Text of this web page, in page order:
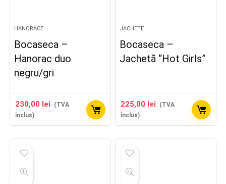
HANORACE
Bocaseca –
Hanorac duo
negru/gri
230,00 lei
(TVA
inclus)
JACHETE
Bocaseca –
Jachetă “Hot Girls”
225,00 lei
(TVA
inclus)